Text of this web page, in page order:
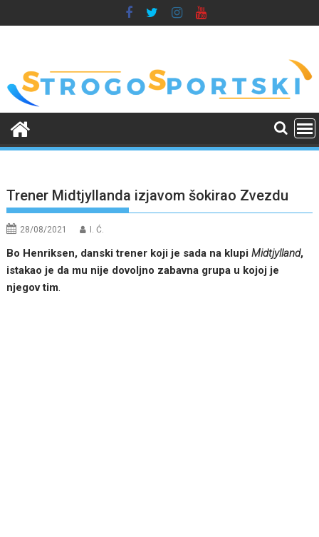
to
Trener Midtjyllanda izjavom šokirao Zvezdu
28/08/2021 I. Ć.
Bo Henriksen, danski trener koji je sada na klupiMidtjylland,
istakao je da mu nije dovoljno zabavna grupa u kojoj je
njegov tim.